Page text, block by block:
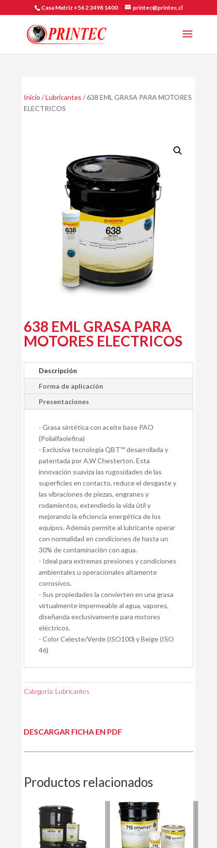
Casa Matriz +56 2 2498 1400 printec@printec.cl
Inicio /Lubricantes / 638 EML GRASA PARA MOTORES
ELECTRICOS
638 EML GRASA PARA
MOTORES ELECTRICOS
Descripción
Forma de aplicación
Presentaciones
- Grasa sintética con aceite base PAO
(Polialfaolefina)
- Exclusiva tecnología QBT™ desarrollada y
patentada por A.W Chesterton. Esta
innovación suaviza las rugosidades de las
superficies en contacto, reduce el desgaste y
las vibraciones de piezas, engranes y
rodamientos, extendiedo la vida útil y
mejorando la eficiencia energética de los
equipos. Además permite al lubricante operar
con normalidad en condiciones de hasta un
30% de contaminación con agua.
- Ideal para extremas presiones y condiciones
ambientales u operacionales altamente
corrosivos.
- Sus propiedades la convierten en una grasa
virtualmente impermeable al agua, vapores,
diseñanda exclusivamente para motores
eléctricos.
- Color Celeste/Verde (ISO100) y Beige (ISO
46)
Categoría: Lubricantes
DESCARGAR FICHA EN PDF
Productos relacionados